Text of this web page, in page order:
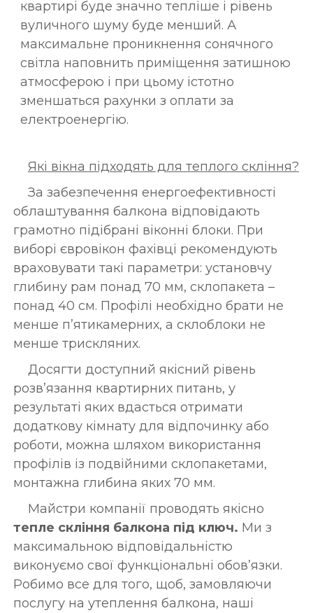
квартирі буде значно тепліше і рівень
вуличного шуму буде менший. А
максимальне проникнення сонячного
світла наповнить приміщення затишною
атмосферою і при цьому істотно
зменшаться рахунки з оплати за
електроенергію.
Які вікна підходять для теплого скління?
За забезпечення енергоефективності
облаштування балкона відповідають
грамотно підібрані віконні блоки. При
виборі євровікон фахівці рекомендують
враховувати такі параметри: установчу
глибину рам понад 70 мм, склопакета –
понад 40 см. Профілі необхідно брати не
менше п’ятикамерних, а склоблоки не
менше трискляних.
Досягти доступний якісний рівень
розв’язання квартирних питань, у
результаті яких вдасться отримати
додаткову кімнату для відпочинку або
роботи, можна шляхом використання
профілів із подвійними склопакетами,
монтажна глибина яких 70 мм.
Майстри компанії проводять якісно
тепле скління балкона під ключ. Ми з
максимальною відповідальністю
виконуємо свої функціональні обов’язки.
Робимо все для того, щоб, замовляючи
послугу на утеплення балкона, наші